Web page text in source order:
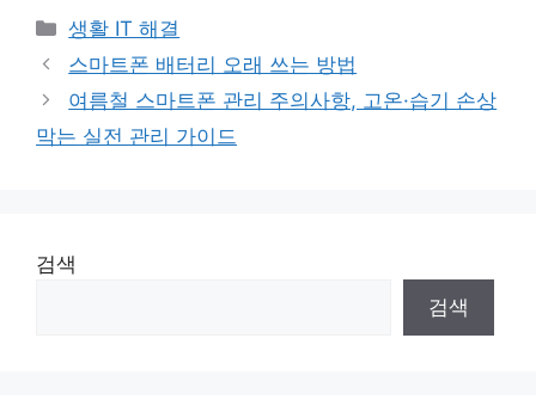
카
테
리
생활 IT 해결
스마트폰 배터리 오래 쓰는 방법
여름철 스마트폰 관리 주의사항, 고온·습기 손상
막는 실전 관리 가이드
검색
검색